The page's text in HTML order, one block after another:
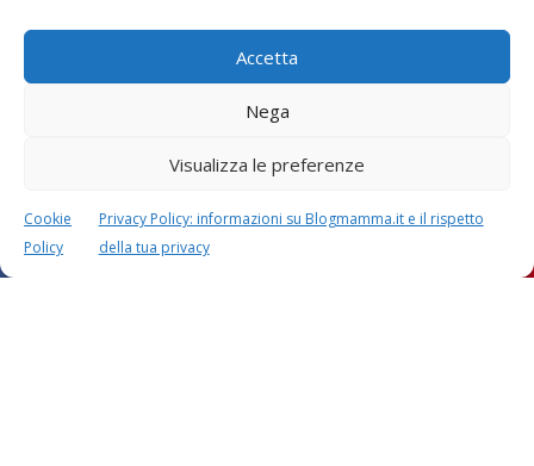
Accetta
Nega
Visualizza le preferenze
Cookie
Policy
Privacy Policy: informazioni su Blogmamma.it e il rispetto
della tua privacy
Festa della mamma: Le settimane di